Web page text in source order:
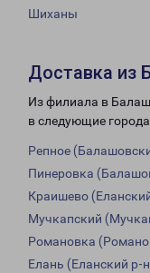
Шиханы
Доставка из
Из филиала в
в следующие
Репное
Пинеровка
Краишево
Мучкапский
Романовка
Елань (Еланский р-